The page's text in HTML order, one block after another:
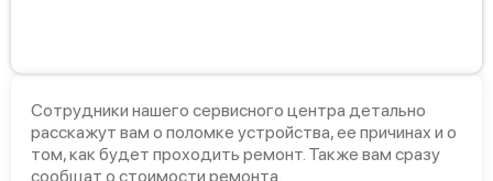
Сотрудники нашего сервисного центра детально
расскажут вам о поломке устройства, ее причинах и о
том, как будет проходить ремонт. Также вам сразу
сообщат о стоимости ремонта.